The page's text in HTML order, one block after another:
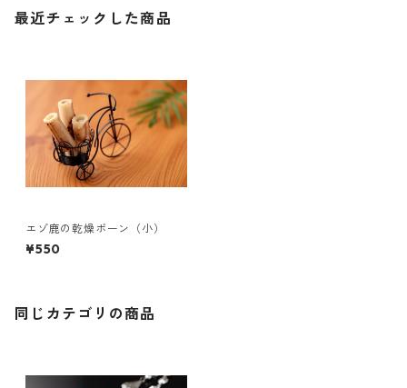
最近チェックした商品
エゾ鹿の乾燥ボーン（小）
¥550
同じカテゴリの商品